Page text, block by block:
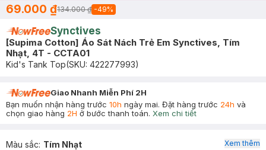
69.000 ₫134.000 ₫ -49%
Synctives
[Supima Cotton] Áo Sát Nách Trẻ Em Synctives, Tím
Nhạt, 4T - CCTA01
Kid's Tank Top(SKU: 422277993)
Giao Nhanh Miễn Phí 2H
Bạn muốn nhận hàng trước 10h ngày mai. Đặt hàng trước 24h và
chọn giao hàng 2H ở bước thanh toán. Xem chi tiết
Màu sắc: Tím Nhạt Xem thêm